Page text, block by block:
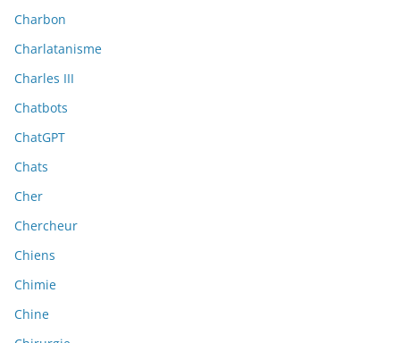
Charbon
Charlatanisme
Charles III
Chatbots
ChatGPT
Chats
Cher
Chercheur
Chiens
Chimie
Chine